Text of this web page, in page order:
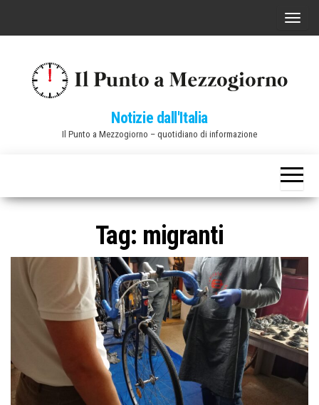
C
a
v
a
z
o
n
e
Notizie dall'Italia
Il Punto a Mezzogiorno – quotidiano di informazione
Tag: migranti